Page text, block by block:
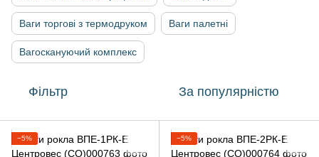
Ваги торгові з термодруком Ваги палетні
Вагоскануючий комплекс
Фільтр За популярністю
−5% −5%